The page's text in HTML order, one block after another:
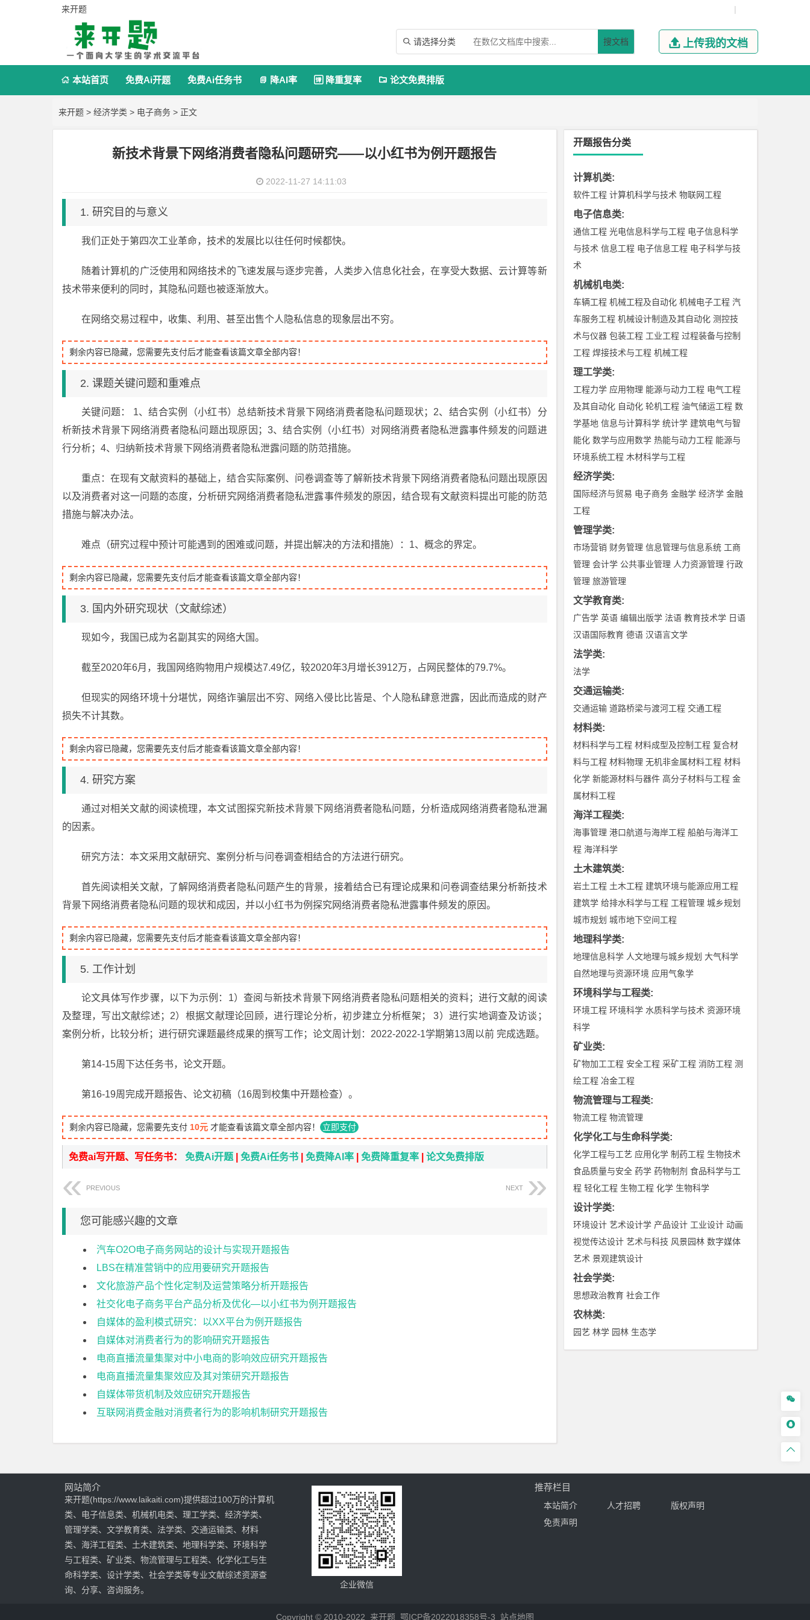
来开题 |
 请选择分类 搜文档  上传我的文档
 本站首页 免费Ai开题 免费Ai任务书  降AI率  降重复率  论文免费排版
来开题 > 经济学类 > 电子商务 > 正文
新技术背景下网络消费者隐私问题研究——以小红书为例开题报告
2022-11-27 14:11:03
1. 研究目的与意义
我们正处于第四次工业革命，技术的发展比以往任何时候都快。
随着计算机的广泛使用和网络技术的飞速发展与逐步完善，人类步入信息化社会，在享受大数据、云计算等新
技术带来便利的同时，其隐私问题也被逐渐放大。
在网络交易过程中，收集、利用、甚至出售个人隐私信息的现象层出不穷。
剩余内容已隐藏，您需要先支付后才能查看该篇文章全部内容！
2. 课题关键问题和重难点
关键问题： 1、结合实例（小红书）总结新技术背景下网络消费者隐私问题现状；2、结合实例（小红书）分
析新技术背景下网络消费者隐私问题出现原因；3、结合实例（小红书）对网络消费者隐私泄露事件频发的问题进
行分析；4、归纳新技术背景下网络消费者隐私泄露问题的防范措施。
重点：在现有文献资料的基础上，结合实际案例、问卷调查等了解新技术背景下网络消费者隐私问题出现原因
以及消费者对这一问题的态度，分析研究网络消费者隐私泄露事件频发的原因，结合现有文献资料提出可能的防范
措施与解决办法。
难点（研究过程中预计可能遇到的困难或问题，并提出解决的方法和措施）：1、概念的界定。
剩余内容已隐藏，您需要先支付后才能查看该篇文章全部内容！
3. 国内外研究现状（文献综述）
现如今，我国已成为名副其实的网络大国。
截至2020年6月，我国网络购物用户规模达7.49亿，较2020年3月增长3912万，占网民整体的79.7%。
但现实的网络环境十分堪忧，网络诈骗层出不穷、网络入侵比比皆是、个人隐私肆意泄露，因此而造成的财产
损失不计其数。
剩余内容已隐藏，您需要先支付后才能查看该篇文章全部内容！
4. 研究方案
通过对相关文献的阅读梳理，本文试图探究新技术背景下网络消费者隐私问题，分析造成网络消费者隐私泄漏
的因素。
研究方法：本文采用文献研究、案例分析与问卷调查相结合的方法进行研究。
首先阅读相关文献，了解网络消费者隐私问题产生的背景，接着结合已有理论成果和问卷调查结果分析新技术
背景下网络消费者隐私问题的现状和成因，并以小红书为例探究网络消费者隐私泄露事件频发的原因。
剩余内容已隐藏，您需要先支付后才能查看该篇文章全部内容！
5. 工作计划
论文具体写作步骤，以下为示例：1）查阅与新技术背景下网络消费者隐私问题相关的资料；进行文献的阅读
及整理，写出文献综述；2）根据文献理论回顾，进行理论分析，初步建立分析框架； 3）进行实地调查及访谈；
案例分析，比较分析；进行研究课题最终成果的撰写工作；论文周计划：2022-2022-1学期第13周以前 完成选题。
第14-15周下达任务书，论文开题。
第16-19周完成开题报告、论文初稿（16周到校集中开题检查）。
剩余内容已隐藏，您需要先支付 10元 才能查看该篇文章全部内容！ 立即支付
免费ai写开题、写任务书： 免费Ai开题 免费Ai任务书 免费降AI率 免费降重复率 论文免费排版
PREVIOUS NEXT
您可能感兴趣的文章
汽车O2O电子商务网站的设计与实现开题报告
LBS在精准营销中的应用要研究开题报告
文化旅游产品个性化定制及运营策略分析开题报告
社交化电子商务平台产品分析及优化—以小红书为例开题报告
自媒体的盈利模式研究：以XX平台为例开题报告
自媒体对消费者行为的影响研究开题报告
电商直播流量集聚对中小电商的影响效应研究开题报告
电商直播流量集聚效应及其对策研究开题报告
自媒体带货机制及效应研究开题报告
互联网消费金融对消费者行为的影响机制研究开题报告
开题报告分类
计算机类:
软件工程 计算机科学与技术 物联网工程
电子信息类:
通信工程 光电信息科学与工程 电子信息科学
与技术 信息工程 电子信息工程 电子科学与技
术
机械机电类:
车辆工程 机械工程及自动化 机械电子工程 汽
车服务工程 机械设计制造及其自动化 测控技
术与仪器 包装工程 工业工程 过程装备与控制
工程 焊接技术与工程 机械工程
理工学类:
工程力学 应用物理 能源与动力工程 电气工程
及其自动化 自动化 轮机工程 油气储运工程 数
学基地 信息与计算科学 统计学 建筑电气与智
能化 数学与应用数学 热能与动力工程 能源与
环境系统工程 木材科学与工程
经济学类:
国际经济与贸易 电子商务 金融学 经济学 金融
工程
管理学类:
市场营销 财务管理 信息管理与信息系统 工商
管理 会计学 公共事业管理 人力资源管理 行政
管理 旅游管理
文学教育类:
广告学 英语 编辑出版学 法语 教育技术学 日语
汉语国际教育 德语 汉语言文学
法学类:
法学
交通运输类:
交通运输 道路桥梁与渡河工程 交通工程
材料类:
材料科学与工程 材料成型及控制工程 复合材
料与工程 材料物理 无机非金属材料工程 材料
化学 新能源材料与器件 高分子材料与工程 金
属材料工程
海洋工程类:
海事管理 港口航道与海岸工程 船舶与海洋工
程 海洋科学
土木建筑类:
岩土工程 土木工程 建筑环境与能源应用工程
建筑学 给排水科学与工程 工程管理 城乡规划
城市规划 城市地下空间工程
地理科学类:
地理信息科学 人文地理与城乡规划 大气科学
自然地理与资源环境 应用气象学
环境科学与工程类:
环境工程 环境科学 水质科学与技术 资源环境
科学
矿业类:
矿物加工工程 安全工程 采矿工程 消防工程 测
绘工程 冶金工程
物流管理与工程类:
物流工程 物流管理
化学化工与生命科学类:
化学工程与工艺 应用化学 制药工程 生物技术
食品质量与安全 药学 药物制剂 食品科学与工
程 轻化工程 生物工程 化学 生物科学
设计学类:
环境设计 艺术设计学 产品设计 工业设计 动画
视觉传达设计 艺术与科技 风景园林 数字媒体
艺术 景观建筑设计
社会学类:
思想政治教育 社会工作
农林类:
园艺 林学 园林 生态学



网站简介
来开题(https://www.laikaiti.com)提供超过100万的计算机
类、电子信息类、机械机电类、理工学类、经济学类、
管理学类、文学教育类、法学类、交通运输类、材料
类、海洋工程类、土木建筑类、地理科学类、环境科学
与工程类、矿业类、物流管理与工程类、化学化工与生
命科学类、设计学类、社会学类等专业文献综述资源查
询、分享、咨询服务。
企业微信
推荐栏目
本站简介 人才招聘
版权声明
免责声明
Copyright © 2010-2022 来开题 鄂ICP备2022018358号-3 站点地图